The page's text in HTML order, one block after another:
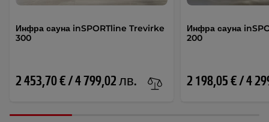
Инфра сауна inSPORTline Trevirke
300
2 453,70 € / 4 799,02 лв.
Инфра сауна
200
2 198,05 € / 4